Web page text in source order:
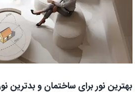
بهترین نور برای ساختمان و بدترین